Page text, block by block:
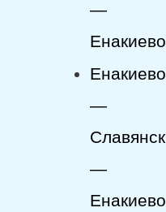
—
Енакиево
Енакиево
—
Славянск
—
Енакиево